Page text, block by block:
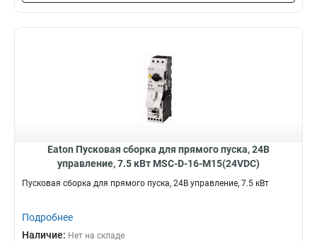
Eaton Пусковая сборка для прямого пуска, 24В
управление, 7.5 кВт MSC-D-16-M15(24VDC)
Пусковая сборка для прямого пуска, 24В управление, 7.5 кВт
Подробнее
Наличие: Нет на складе